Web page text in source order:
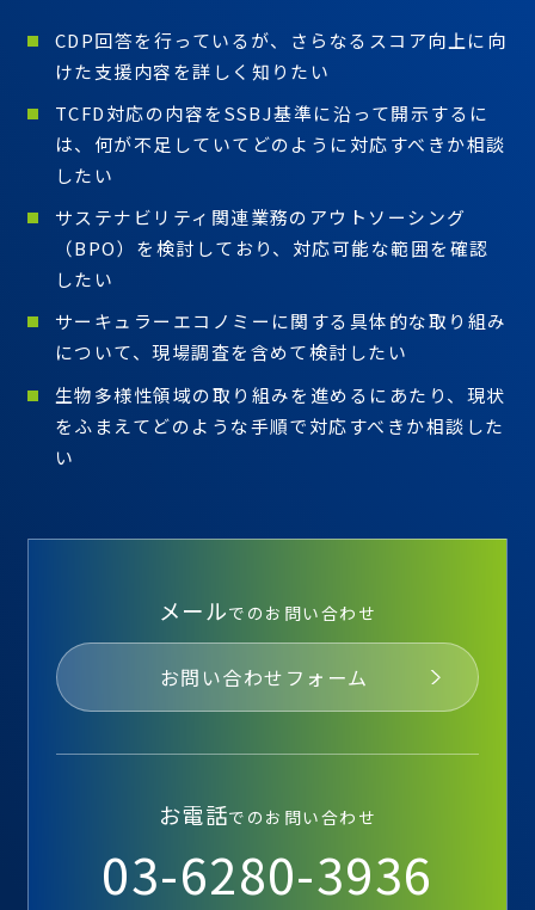
CDP回答を行っているが、さらなるスコア向上に向
けた支援内容を詳しく知りたい
TCFD対応の内容をSSBJ基準に沿って開示するに
は、何が不足していてどのように対応すべきか相談
したい
サステナビリティ関連業務のアウトソーシング
（BPO）を検討しており、対応可能な範囲を確認
したい
サーキュラーエコノミーに関する具体的な取り組み
について、現場調査を含めて検討したい
生物多様性領域の取り組みを進めるにあたり、現状
をふまえてどのような手順で対応すべきか相談した
い
メールでのお問い合わせ
お問い合わせフォーム
お電話でのお問い合わせ
03-6280-3936